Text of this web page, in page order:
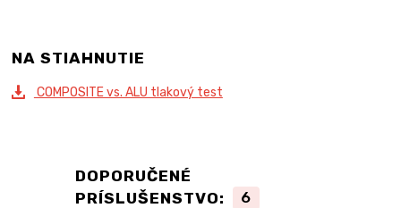
NA STIAHNUTIE
COMPOSITE vs. ALU tlakový test
DOPORUČENÉ
PRÍSLUŠENSTVO:
6